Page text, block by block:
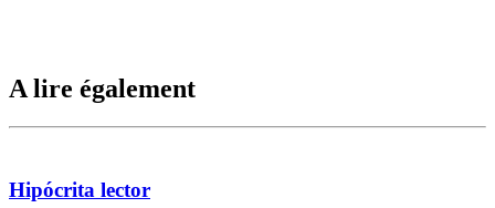
A lire également
Hipócrita lector